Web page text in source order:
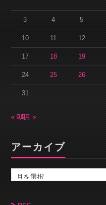
3 4 5
10 11 12
17 18 19
24 25 26
31
« 9月
11月 »
アーカイブ
カ
ブ